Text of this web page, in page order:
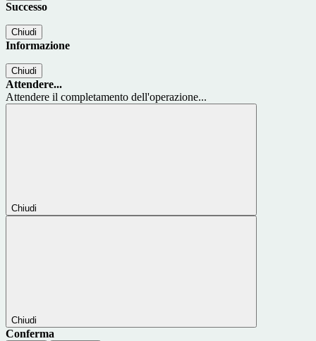
Successo
Chiudi
Informazione
Chiudi
Attendere...
Attendere il completamento dell'operazione...
Chiudi
Chiudi
Conferma